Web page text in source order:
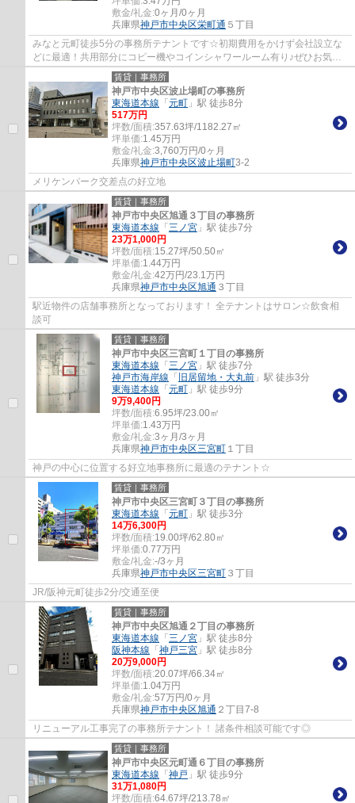
敷金/礼金:0ヶ月/0ヶ月
兵庫県神戸市中央区栄町通 ５丁目
みなと元町徒歩5分の事務所テナントです☆初期費用をかけず会社設立な
どに最適！共用部分にコピー機やコインシャワールーム有り♪ぜひお気軽
にお問い合わせください♪
賃貸｜事務所
神戸市中央区波止場町の事務所
東海道本線 「 元町 」駅 徒歩8分
517万円
坪数/面積:357.63坪/1182.27㎡
坪単価:1.45万円
敷金/礼金:3,760万円/0ヶ月
兵庫県神戸市中央区波止場町3-2
メリケンパーク交差点の好立地
賃貸｜事務所
神戸市中央区旭通３丁目の事務所
東海道本線 「 三ノ宮 」駅 徒歩7分
23万1,000円
坪数/面積:15.27坪/50.50㎡
坪単価:1.44万円
敷金/礼金:42万円/23.1万円
兵庫県神戸市中央区旭通 ３丁目
駅近物件の店舗事務所となっております！ 全テナントはサロン☆飲食相
談可
賃貸｜事務所
神戸市中央区三宮町１丁目の事務所
東海道本線 「 三ノ宮 」駅 徒歩7分
神戸市海岸線 「 旧居留地・大丸前 」駅 徒歩3分
東海道本線 「 元町 」駅 徒歩9分
9万9,400円
坪数/面積:6.95坪/23.00㎡
坪単価:1.43万円
敷金/礼金:3ヶ月/3ヶ月
兵庫県神戸市中央区三宮町 １丁目
神戸の中心に位置する好立地事務所に最適のテナント☆
賃貸｜事務所
神戸市中央区三宮町３丁目の事務所
東海道本線 「 元町 」駅 徒歩3分
14万6,300円
坪数/面積:19.00坪/62.80㎡
坪単価:0.77万円
敷金/礼金:-/3ヶ月
兵庫県神戸市中央区三宮町 ３丁目
JR/阪神元町徒歩2分/交通至便
賃貸｜事務所
神戸市中央区旭通２丁目の事務所
東海道本線 「 三ノ宮 」駅 徒歩8分
阪神本線 「 神戸三宮 」駅 徒歩8分
20万9,000円
坪数/面積:20.07坪/66.34㎡
坪単価:1.04万円
敷金/礼金:57万円/0ヶ月
兵庫県神戸市中央区旭通 ２丁目7-8
リニューアル工事完了の事務所テナント！ 諸条件相談可能です◎
賃貸｜事務所
神戸市中央区元町通６丁目の事務所
東海道本線 「 神戸 」駅 徒歩9分
31万1,080円
坪数/面積:64.67坪/213.78㎡